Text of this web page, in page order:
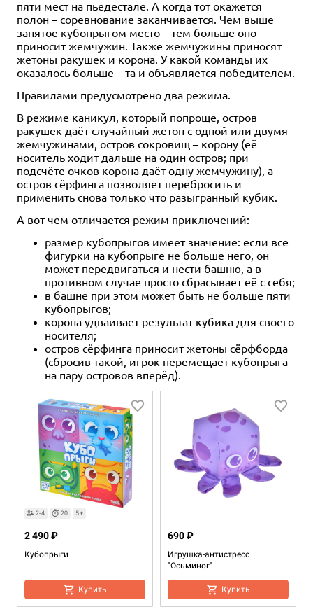
пяти мест на пьедестале. А когда тот окажется
полон – соревнование заканчивается. Чем выше
занятое кубопрыгом место – тем больше оно
приносит жемчужин. Также жемчужины приносят
жетоны ракушек и корона. У какой команды их
оказалось больше – та и объявляется победителем.
Правилами предусмотрено два режима.
В режиме каникул, который попроще, остров
ракушек даёт случайный жетон с одной или двумя
жемчужинами, остров сокровищ – корону (её
носитель ходит дальше на один остров; при
подсчёте очков корона даёт одну жемчужину), а
остров сёрфинга позволяет перебросить и
применить снова только что разыгранный кубик.
А вот чем отличается режим приключений:
размер кубопрыгов имеет значение: если все
фигурки на кубопрыге не больше него, он
может передвигаться и нести башню, а в
противном случае просто сбрасывает её с себя;
в башне при этом может быть не больше пяти
кубопрыгов;
корона удваивает результат кубика для своего
носителя;
остров сёрфинга приносит жетоны сёрфборда
(сбросив такой, игрок перемещает кубопрыга
на пару островов вперёд).
2-4 20 5+
Кубопрыги
2 490 ₽
Купить
Игрушка-антистресс
"Осьминог"
690 ₽
Купить